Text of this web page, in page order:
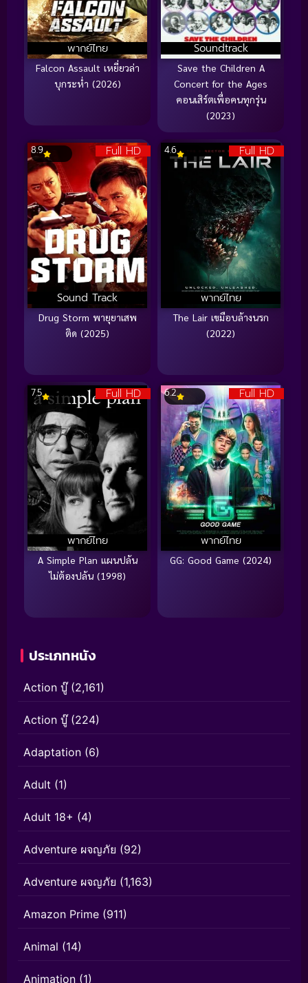
พากย์ไทย
Falcon Assault เหยี่ยวล่า
บุกระห่ำ (2026)
Soundtrack
Save the Children A
Concert for the Ages
คอนเสิร์ตเพื่อคนทุกรุ่น
(2023)
Full HD
Sound Track
8.9
Drug Storm พายุยาเสพ
ติด (2025)
Full HD
พากย์ไทย
4.6
The Lair เขมือบล้างนรก
(2022)
Full HD
พากย์ไทย
7.5
A Simple Plan แผนปล้น
ไม่ต้องปล้น (1998)
Full HD
พากย์ไทย
6.2
GG: Good Game (2024)
ประเภทหนัง
Action บู๊(2,161)
Action บู๊(224)
Adaptation (6)
Adult (1)
Adult 18+ (4)
Adventure ผจญภัย (92)
Adventure ผจญภัย (1,163)
Amazon Prime (911)
Animal (14)
Animation (1)